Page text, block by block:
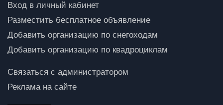
Вход в личный кабинет
Разместить бесплатное объявление
Добавить организацию по снегоходам
Добавить организацию по квадроциклам
Связаться с администратором
Реклама на сайте